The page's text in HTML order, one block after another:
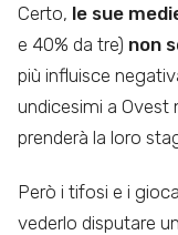
Certo, le sue
e 40% da tre) non
più influisce
undicesimi a Ovest
prenderà la loro
Però i tifosi e i
vederlo disputare